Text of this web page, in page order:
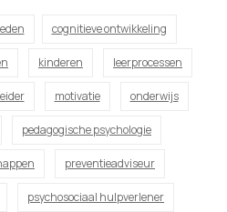
cognitieve ontwikkeling
kinderen leerprocessen
motivatie onderwijs
pedagogische psychologie
preventieadviseur
psychosociaal hulpverlener